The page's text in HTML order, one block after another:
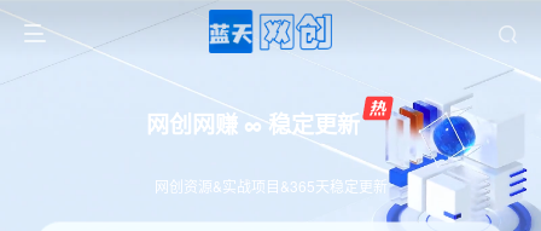
网创网赚 ∞ 稳定更新
网创资源&实战项目&365天稳定更新